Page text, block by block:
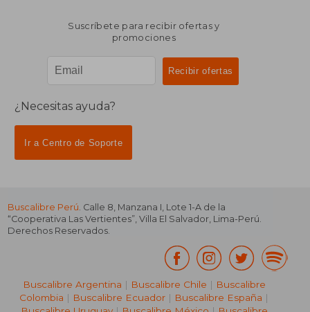
Suscríbete para recibir ofertas y
promociones
¿Necesitas ayuda?
Ir a Centro de Soporte
Buscalibre Perú. Calle 8, Manzana I, Lote 1-A de la
“Cooperativa Las Vertientes”, Villa El Salvador, Lima-Perú.
Derechos Reservados.
Buscalibre Argentina | Buscalibre Chile | Buscalibre
Colombia | Buscalibre Ecuador | Buscalibre España |